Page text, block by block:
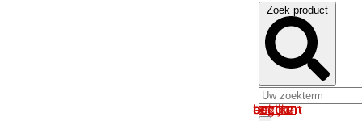
Zoek product
Log in om uw account te bekijken